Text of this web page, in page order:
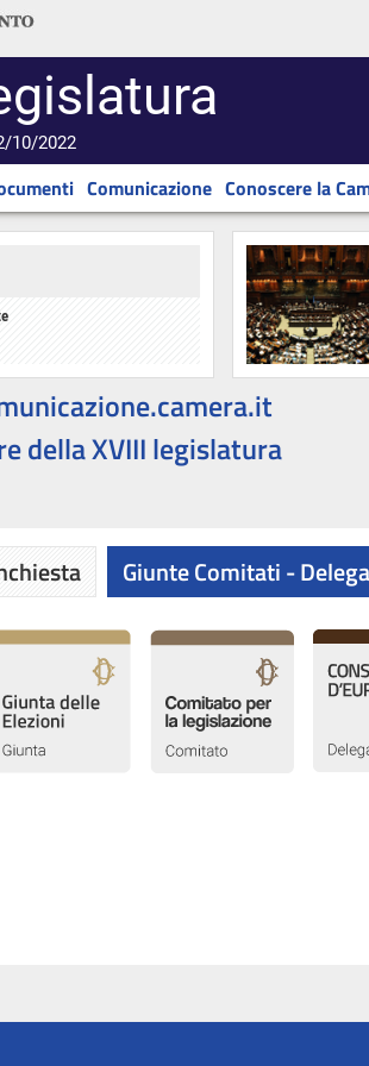
10/2022
Comunicazione Conoscere la
della XVIII legislatura
Giunte Comitati -